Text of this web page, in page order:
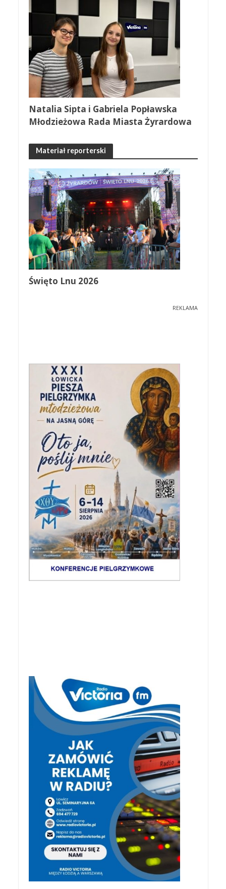
Natalia Sipta i Gabriela Popławska
Młodzieżowa Rada Miasta Żyrardowa
Materiał reporterski
Święto Lnu 2026
REKLAMA